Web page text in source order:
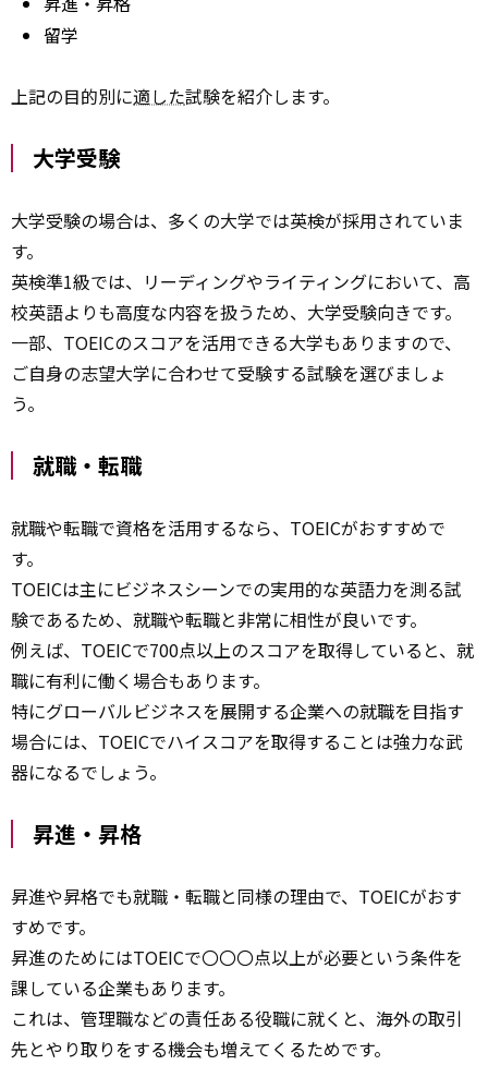
留学
上記の目的別に適した試験を紹介します。
大学受験
大学受験の場合は、多くの大学では英検が採用されていま
す。
英検準1級では、リーディングやライティングにおいて、高
校英語よりも高度な内容を扱うため、大学受験向きです。
一部、TOEICのスコアを活用できる大学もありますので、
ご自身の志望大学に合わせて受験する試験を選びましょ
う。
就職・転職
就職や転職で資格を活用するなら、TOEICがおすすめで
す。
TOEICは主にビジネスシーンでの実用的な英語力を測る試
験であるため、就職や転職と非常に相性が良いです。
例えば、TOEICで700点以上のスコアを取得していると、就
職に有利に働く場合もあります。
特にグローバルビジネスを展開する企業への就職を目指す
場合には、TOEICでハイスコアを取得することは強力な武
器になるでしょう。
昇進・昇格
昇進や昇格でも就職・転職と同様の理由で、TOEICがおす
すめです。
昇進のためにはTOEICで〇〇〇点以上が必要という条件を
課している企業もあります。
これは、管理職などの責任ある役職に就くと、海外の取引
先とやり取りをする機会も増えてくるためです。